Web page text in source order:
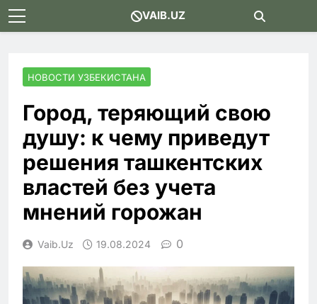
Skip
to
VAIB.UZ
НОВОСТИ УЗБЕКИСТАНА
Город, теряющий свою
душу: к чему приведут
решения ташкентских
властей без учета
мнений горожан
Vaib.uz 19.08.2024 0